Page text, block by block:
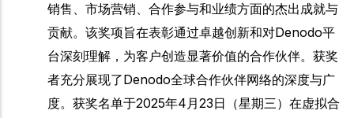
销售、市场营销、合作参与和业绩方面的杰出成就与
贡献。该奖项旨在表彰通过卓越创新和对Denodo平
台深刻理解，为客户创造显著价值的合作伙伴。获奖
者充分展现了Denodo全球合作伙伴网络的深度与广
度。获奖名单于2025年4月23日（星期三）在虚拟合